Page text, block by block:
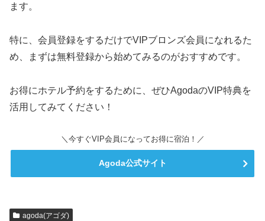
ます。
特に、会員登録をするだけでVIPブロンズ会員になれるた
め、まずは無料登録から始めてみるのがおすすめです。
お得にホテル予約をするために、ぜひAgodaのVIP特典を
活用してみてください！
＼今すぐVIP会員になってお得に宿泊！／
Agoda公式サイト
agoda(アゴダ)